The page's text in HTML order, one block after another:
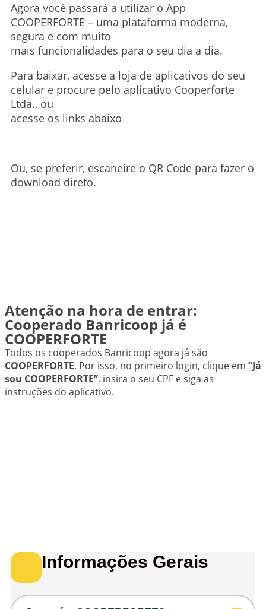
Agora você passará a utilizar o App
COOPERFORTE – uma plataforma moderna,
segura e com muito
mais funcionalidades para o seu dia a dia.
Para baixar, acesse a loja de aplicativos do seu
celular e procure pelo aplicativo Cooperforte
Ltda., ou
acesse os links abaixo
Ou, se preferir, escaneire o QR Code para fazer o
download direto.
Atenção na hora de entrar:
Cooperado Banricoop já é
COOPERFORTE
Todos os cooperados Banricoop agora já são
COOPERFORTE. Por isso, no primeiro login, clique em “Já
sou COOPERFORTE”, insira o seu CPF e siga as
instruções do aplicativo.
Informações Gerais